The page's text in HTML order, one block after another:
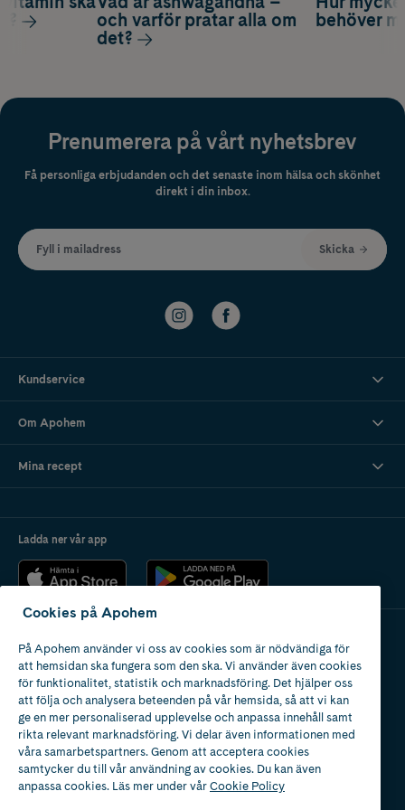
behöver
och varför pratar alla om
det?
Prenumerera på vårt nyhetsbrev
Få personliga erbjudanden och det senaste inom hälsa och skönhet
direkt i din inbox.
Fyll i mailadress Skicka
Kundservice
Om Apohem
Mina recept
Ladda ner vår app
Apotek med tillstånd
av Läkemedelsverket
Cookies på Apohem
På Apohem använder vi oss av cookies som är nödvändiga för
att hemsidan ska fungera som den ska. Vi använder även cookies
för funktionalitet, statistik och marknadsföring. Det hjälper oss
att följa och analysera beteenden på vår hemsida, så att vi kan
ge en mer personaliserad upplevelse och anpassa innehåll samt
rikta relevant marknadsföring. Vi delar även informationen med
våra samarbetspartners. Genom att acceptera cookies
samtycker du till vår användning av cookies. Du kan även
anpassa cookies. Läs mer under vårCookie Policy